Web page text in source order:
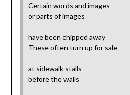
Certain words and images
or parts of images
have been chipped away
These often turn up for sale
at sidewalk stalls
before the walls